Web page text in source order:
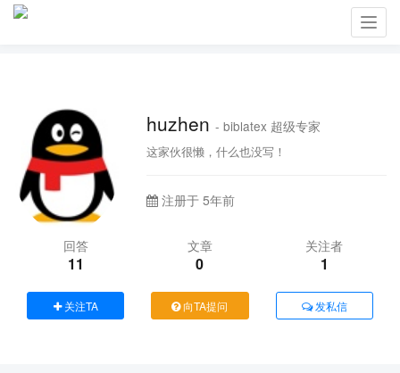
huzhen- biblatex 超级专家
这家伙很懒，什么也没写！
注册于 5年前
回答
11
文章
0
关注者
1
关注TA 向TA提问 发私信